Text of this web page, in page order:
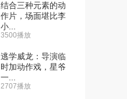
结合三种元素的动
作片，场面堪比李
小...
3500播放
逃学威龙：导演临
时加动作戏，星爷
一...
2707播放